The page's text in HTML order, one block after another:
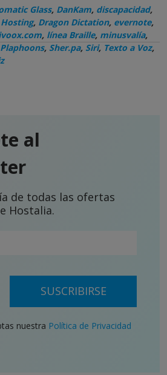
Glass, DanKam, discapacidad,
, Dragon Dictation, evernote,
, línea Braille, minusvalía,
Plaphoons, Sher.pa, Siri, Texto a Voz,
al
de todas las ofertas
Hostalia.
SUSCRIBIRSE
nuestra Política de Privacidad